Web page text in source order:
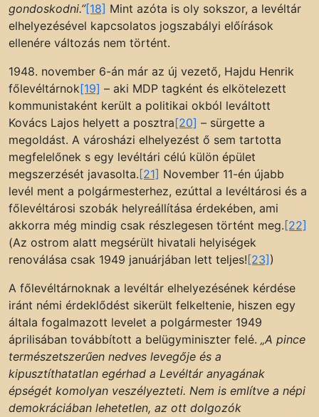
gondoskodni.”[18] Mint azóta is oly sokszor, a levéltár
elhelyezésével kapcsolatos jogszabályi előírások
ellenére változás nem történt.
1948. november 6-án már az új vezető, Hajdu Henrik
főlevéltárnok[19] – aki MDP tagként és elkötelezett
kommunistaként került a politikai okból leváltott
Kovács Lajos helyett a posztra[20] – sürgette a
megoldást. A városházi elhelyezést ő sem tartotta
megfelelőnek s egy levéltári célú külön épület
megszerzését javasolta. [21] November 11-én újabb
levél ment a polgármesterhez, ezúttal a levéltárosi és a
főlevéltárosi szobák helyreállítása érdekében, ami
akkorra még mindig csak részlegesen történt meg. [22]
(Az ostrom alatt megsérült hivatali helyiségek
renoválása csak 1949 januárjában lett teljes! [23] )
A főlevéltárnoknak a levéltár elhelyezésének kérdése
iránt némi érdeklődést sikerült felkeltenie, hiszen egy
általa fogalmazott levelet a polgármester 1949
áprilisában továbbított a belügyminiszter felé. „A pince
természetszerűen nedves levegője és a
kipusztíthatatlan egérhad a Levéltár anyagának
épségét komolyan veszélyezteti. Nem is említve a népi
demokráciában lehetetlen, az ott dolgozók